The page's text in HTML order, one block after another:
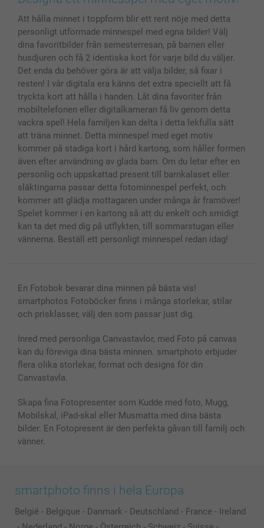
Skal till Mobil & Surfplatta
MyNameBook
Fotoalmanackor & Fotoagenda
Fotoramar & Tillbehör
Presentkort
Alla fotoprodukter
Sitemap
Villkor och garantier
Investor Relations
smartbonus
Priser & betalning
Status på beställningar
Att hålla minnet i toppform blir ett rent nöje med detta
personligt utformade minnespel med egna bilder! Välj
dina favoritbilder från semesterresan, på barnen eller
husdjuren och få 2 identiska kort för varje bild du väljer.
Det enda du behöver göra är att välja bilder, så fixar i
resten! I vår digitala era känns det extra speciellt att få
tryckta kort att hålla i handen. Låt dina favoriter från
mobiltelefonen eller digitalkameran få liv genom detta
vackra spel! Hela familjen kan delta i detta lekfulla sätt
att träna minnet. Detta minnespel med eget motiv
kommer på stadiga kort i hård kartong, som håller formen
även efter användning av glada barn. Om du letar efter en
personlig och uppskattad present till barnkalaset eller
släktingarna passar detta fotominnespel perfekt, och
kommer att glädja mottagaren under många år framöver!
Spelet kommer i en kartong så att du enkelt och smidigt
kan ta det med dig på utflykten, till sommarstugan eller
vännerna. Beställ ett personligt minnespel redan idag!
En Fotobok bevarar dina minnen på bästa vis!
smartphotos Fotoböcker finns i många storlekar, stilar
och prisklasser, välj den som passar just dig.
Inred med personliga Canvastavlor, med Foto på canvas
kan du föreviga dina bästa minnen. smartphoto erbjuder
flera olika storlekar, format och designs för din
Canvastavla.
Skapa fina Fotopresenter som Kudde med foto, Mugg,
Mobilskal, iPad-skal eller Musmatta med dina bästa
bilder. En Fotopresent är den perfekta gåvan till familj och
vänner.
smartphoto finns i hela Europa
België - Belgique - Danmark - Deutschland - France - Ireland